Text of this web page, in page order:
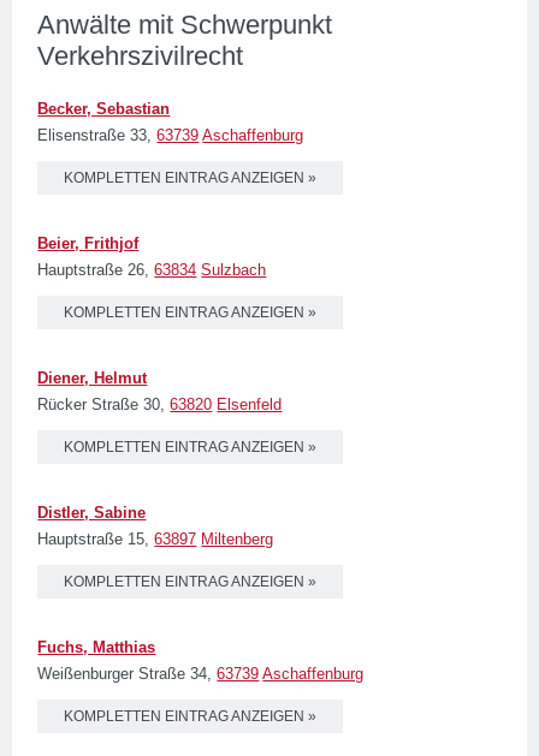
Anwälte mit Schwerpunkt
Verkehrszivilrecht
Becker, Sebastian
Elisenstraße 33,63739 Aschaffenburg
KOMPLETTEN EINTRAG ANZEIGEN »
Beier, Frithjof
Hauptstraße 26,63834 Sulzbach
KOMPLETTEN EINTRAG ANZEIGEN »
Diener, Helmut
Rücker Straße 30,63820 Elsenfeld
KOMPLETTEN EINTRAG ANZEIGEN »
Distler, Sabine
Hauptstraße 15,63897 Miltenberg
KOMPLETTEN EINTRAG ANZEIGEN »
Fuchs, Matthias
Weißenburger Straße 34,63739 Aschaffenburg
KOMPLETTEN EINTRAG ANZEIGEN »